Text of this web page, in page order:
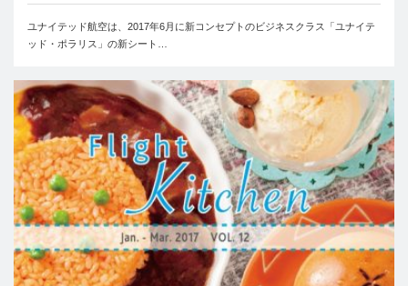
ユナイテッド航空は、2017年6月に新コンセプトのビジネスクラス「ユナイテ
ッド・ポラリス」の新シート…